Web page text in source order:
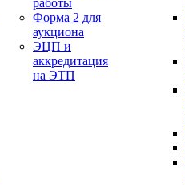
работы
Форма 2 для
аукциона
ЭЦП и
аккредитация
на ЭТП